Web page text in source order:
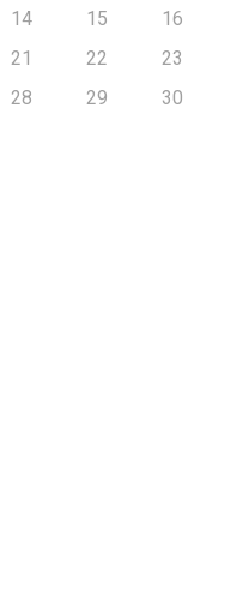
14 15
16
21 22
23
28 29
30